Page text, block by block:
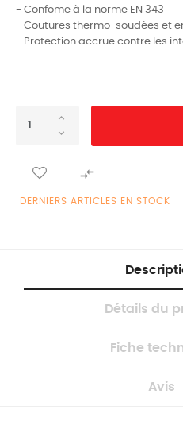
- Confome à la norme EN 343
- Coutures thermo-soudées et
- Protection accrue contre les

DERNIERS ARTICLES EN STOCK
Détails du
Fiche
Avis